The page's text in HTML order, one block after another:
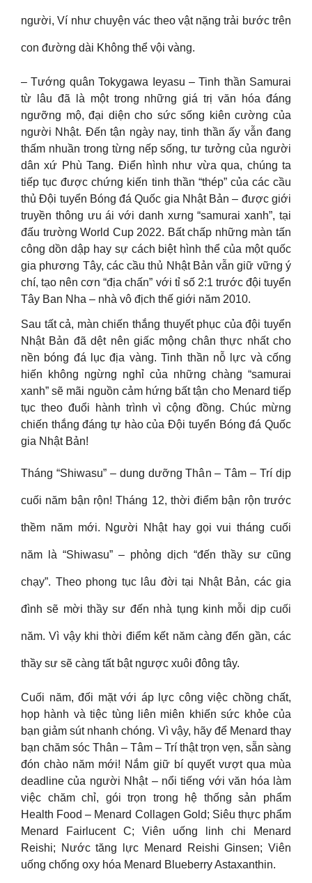
người, Ví như chuyện vác theo vật nặng trải bước trên
con đường dài Không thể vội vàng.
– Tướng quân Tokygawa Ieyasu – Tinh thần Samurai
từ lâu đã là một trong những giá trị văn hóa đáng
ngưỡng mộ, đại diện cho sức sống kiên cường của
người Nhật. Đến tận ngày nay, tinh thần ấy vẫn đang
thấm nhuần trong từng nếp sống, tư tưởng của người
dân xứ Phù Tang. Điển hình như vừa qua, chúng ta
tiếp tục được chứng kiến tinh thần “thép” của các cầu
thủ Đội tuyển Bóng đá Quốc gia Nhật Bản – được giới
truyền thông ưu ái với danh xưng “samurai xanh”, tại
đấu trường World Cup 2022. Bất chấp những màn tấn
công dồn dập hay sự cách biệt hình thể của một quốc
gia phương Tây, các cầu thủ Nhật Bản vẫn giữ vững ý
chí, tạo nên cơn “địa chấn” với tỉ số 2:1 trước đội tuyển
Tây Ban Nha – nhà vô địch thế giới năm 2010.
Sau tất cả, màn chiến thắng thuyết phục của đội tuyển
Nhật Bản đã dệt nên giấc mộng chân thực nhất cho
nền bóng đá lục địa vàng. Tinh thần nỗ lực và cống
hiến không ngừng nghỉ của những chàng “samurai
xanh” sẽ mãi nguồn cảm hứng bất tận cho Menard tiếp
tục theo đuổi hành trình vì cộng đồng. Chúc mừng
chiến thắng đáng tự hào của Đội tuyển Bóng đá Quốc
gia Nhật Bản!
Tháng “Shiwasu” – dung dưỡng Thân – Tâm – Trí dịp
cuối năm bận rộn! Tháng 12, thời điểm bận rộn trước
thềm năm mới. Người Nhật hay gọi vui tháng cuối
năm là “Shiwasu” – phỏng dịch “đến thầy sư cũng
chạy”. Theo phong tục lâu đời tại Nhật Bản, các gia
đình sẽ mời thầy sư đến nhà tụng kinh mỗi dịp cuối
năm. Vì vậy khi thời điểm kết năm càng đến gần, các
thầy sư sẽ càng tất bật ngược xuôi đông tây.
Cuối năm, đối mặt với áp lực công việc chồng chất,
họp hành và tiệc tùng liên miên khiến sức khỏe của
bạn giảm sút nhanh chóng. Vì vậy, hãy để Menard thay
bạn chăm sóc Thân – Tâm – Trí thật trọn vẹn, sẵn sàng
đón chào năm mới! Nắm giữ bí quyết vượt qua mùa
deadline của người Nhật – nổi tiếng với văn hóa làm
việc chăm chỉ, gói trọn trong hệ thống sản phẩm
Health Food – Menard Collagen Gold; Siêu thực phẩm
Menard Fairlucent C; Viên uống linh chi Menard
Reishi; Nước tăng lực Menard Reishi Ginsen; Viên
uống chống oxy hóa Menard Blueberry Astaxanthin.